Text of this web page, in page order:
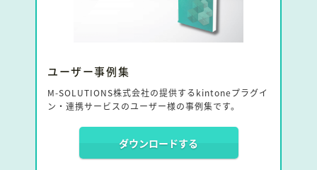
ユーザー事例集
M-SOLUTIONS株式会社の提供するkintoneプラグイ
ン・連携サービスのユーザー様の事例集です。
ダウンロードする